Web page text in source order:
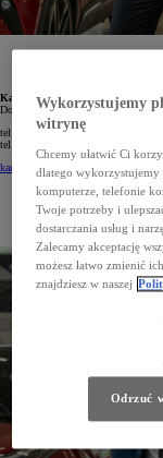
Kamil Halicki
Doradca Serwisowy
tel.: 85 662 70 70
tel.: +48 668 247 754
kamil.halicki@toyota-bialystok.pl
Wykorzystujemy
witrynę
Chcemy ułatwić Ci
dlatego wykorzystujemy
komputerze, telefonie
Twoje potrzeby i
dostarczania usług i
Zalecamy akceptację
możesz łatwo zmienić
znajdziesz w naszej
Odrzuć